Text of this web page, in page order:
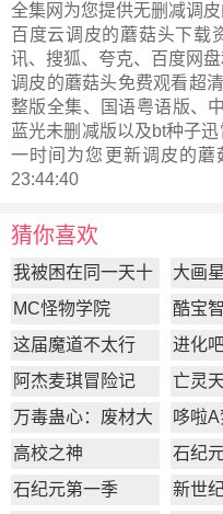
全集网为您提供无删减调
百度云调皮的蘑菇头下载
讯、搜狐、夸克、百度网
调皮的蘑菇头免费观看超
整版全集、国语粤语版、
蓝光未删减版以及bt种子
一时间为您更新调皮的蘑
23:44:40
猜你喜欢
我被困在同一天十
万年
大画
第2季
MC怪物学院
酷宝
1季
这届魔道不太行 进化
阿杰麦琪冒险记
亡灵
百万
万毒蛊心：废材大
小姐杀疯了
哆啦
高校之神 石纪
石纪元第一季
新世